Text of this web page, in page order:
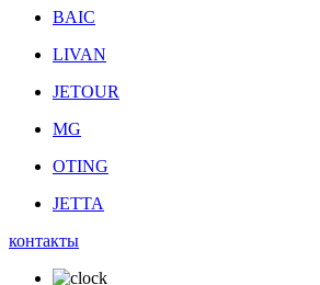
BAIC
LIVAN
JETOUR
MG
OTING
JETTA
контакты